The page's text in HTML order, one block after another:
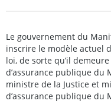
Le gouvernement du
inscrire le modèle actuel
loi, de sorte qu’il
d’assurance publique du
ministre de la Justice et
d’assurance publique du